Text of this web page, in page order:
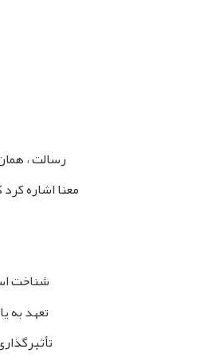
رسالت ،
معنا اشاره
شناخت
تعهد به